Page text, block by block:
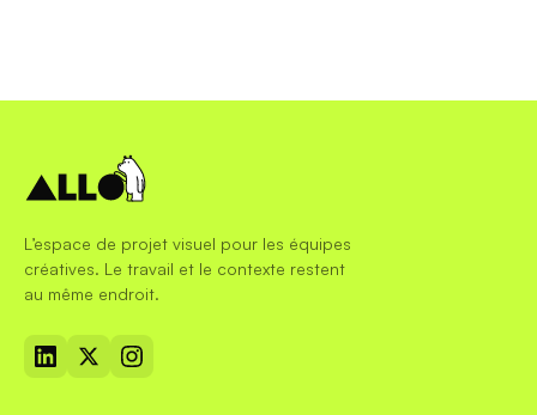
L’espace de projet visuel pour les équipes
créatives. Le travail et le contexte restent
au même endroit.